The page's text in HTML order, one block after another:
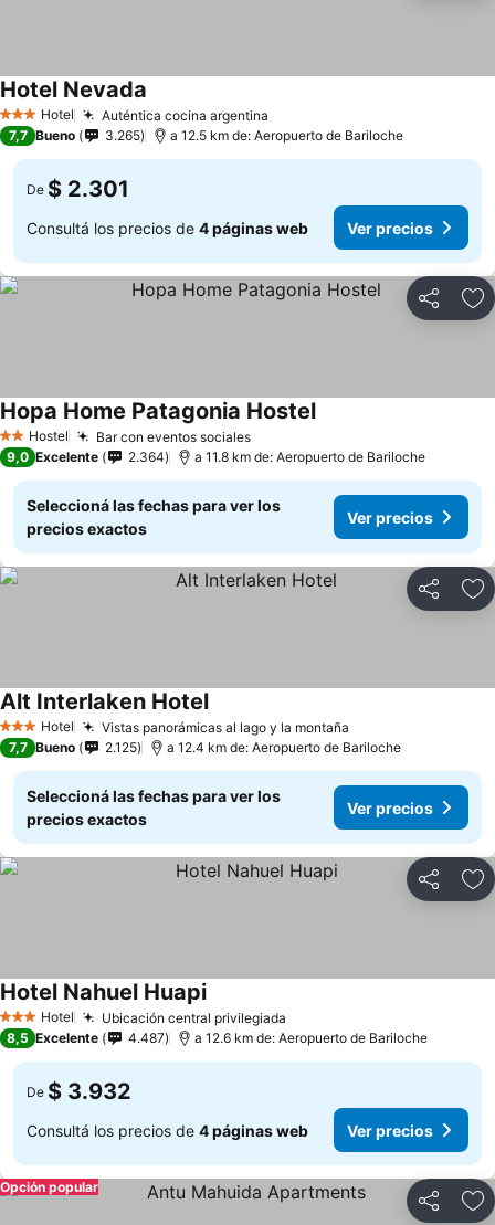
3 Estrellas
Hotel Auténtica cocina argentina
Hotel Nevada
7,7 Bueno 3.265 a 12.5 km de: Aeropuerto de Bariloche
De $ 2.301
Consultá los precios de 4 páginas web Ver precios
Compartir
2 Estrellas
Hostel Bar con eventos sociales
Hopa Home Patagonia Hostel
9,0 Excelente 2.364 a 11.8 km de: Aeropuerto de Bariloche
Seleccioná las fechas para ver los
precios exactos
Ver precios
Compartir
3 Estrellas
Hotel Vistas panorámicas al lago y la montaña
Alt Interlaken Hotel
7,7 Bueno 2.125 a 12.4 km de: Aeropuerto de Bariloche
Seleccioná las fechas para ver los
precios exactos
Ver precios
Compartir
3 Estrellas
Hotel Ubicación central privilegiada
Hotel Nahuel Huapi
8,5 Excelente 4.487 a 12.6 km de: Aeropuerto de Bariloche
De $ 3.932
Consultá los precios de 4 páginas web Ver precios
Compartir
Opción popular